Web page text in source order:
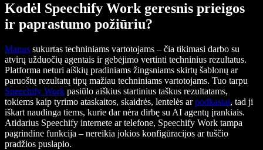
Kodėl Speechify Work geresnis prieigos
ir paprastumo požiūriu?
Manus sukurtas techniniams vartotojams – čia tikimasi darbo su
atvirų užduočių agentais ir gebėjimo vertinti techninius rezultatus.
Platforma neturi aiškių pradiniams žingsniams skirtų šablonų ar
paruoštų rezultatų tipų mažiau techniniams vartotojams. Tuo tarpu
Speechify Work pasiūlo aiškius startinius taškus rezultatams,
tokiems kaip tyrimo ataskaitos, skaidrės, lentelės arpodkastai, tad ji
iškart naudinga tiems, kurie dar nėra dirbę su AI agentų įrankiais.
Atidarius Speechify internete ar telefone, Speechify Work tampa
pagrindine funkcija – nereikia jokios konfigūracijos ar tuščio
pradžios puslapio.